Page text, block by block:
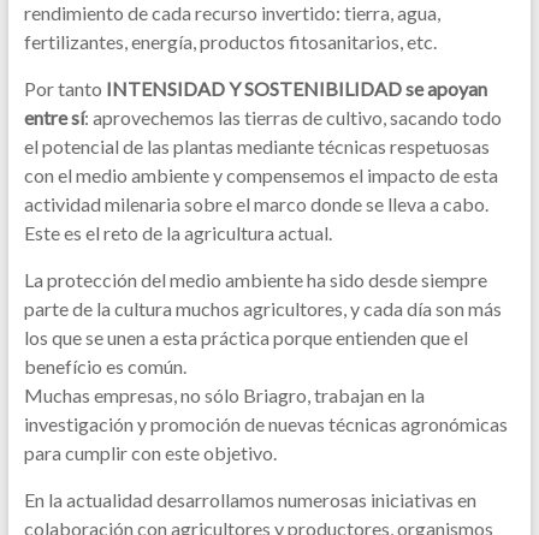
rendimiento de cada recurso invertido: tierra, agua,
fertilizantes, energía, productos fitosanitarios, etc.
Por tanto INTENSIDAD Y SOSTENIBILIDAD se apoyan
entre sí: aprovechemos las tierras de cultivo, sacando todo
el potencial de las plantas mediante técnicas respetuosas
con el medio ambiente y compensemos el impacto de esta
actividad milenaria sobre el marco donde se lleva a cabo.
Este es el reto de la agricultura actual.
La protección del medio ambiente ha sido desde siempre
parte de la cultura muchos agricultores, y cada día son más
los que se unen a esta práctica porque entienden que el
benefício es común.
Muchas empresas, no sólo Briagro, trabajan en la
investigación y promoción de nuevas técnicas agronómicas
para cumplir con este objetivo.
En la actualidad desarrollamos numerosas iniciativas en
colaboración con agricultores y productores, organismos